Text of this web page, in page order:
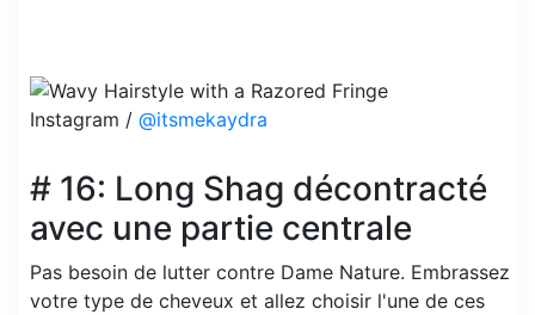
Instagram / @itsmekaydra
# 16: Long Shag décontracté
avec une partie centrale
Pas besoin de lutter contre Dame Nature. Embrassez
votre type de cheveux et allez choisir l'une de ces